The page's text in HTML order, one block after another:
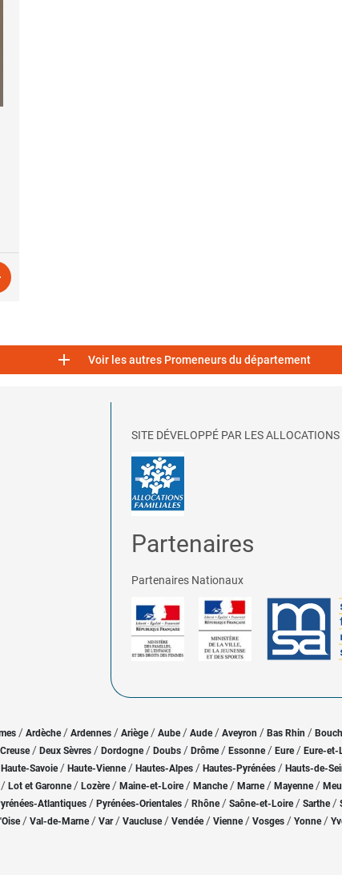
 Voir les autres Promeneurs du département
SITE DÉVELOPPÉ PAR LES
Partenaires
Partenaires Nationaux
/ Ardèche/ Ardennes / Ariège/ Aube/ Aude / Aveyron / Bas Rhin /
Creuse/ Deux Sèvres / Dordogne/ Doubs / Drôme/ Essonne / Eure/ Eure-et-
Haute-Savoie/ Haute-Vienne/ Hautes-Alpes / Hautes-Pyrénées / Hauts-de-
/ Lot et Garonne/ Lozère / Maine-et-Loire/ Manche/ Marne/ Mayenne/
Atlantiques / Pyrénées-Orientales / Rhône/ Saône-et-Loire/ Sarthe/
/ Val-de-Marne/ Var/ Vaucluse/ Vendée/ Vienne/ Vosges / Yonne/